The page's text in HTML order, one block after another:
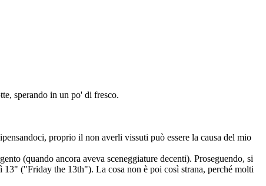
sperando in un po' di fresco.
proprio il non averli vissuti può essere la causa del mio
(quando ancora aveva sceneggiature decenti). Proseguendo, si
("Friday the 13th"). La cosa non è poi così strana, perché molti